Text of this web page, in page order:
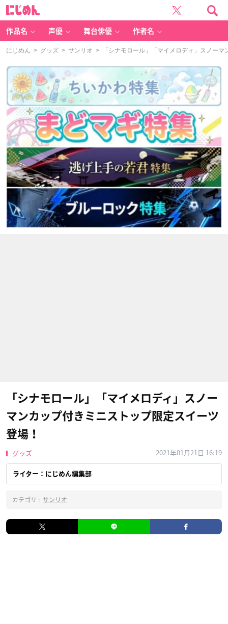
作品名 声優 舞台俳優 作者名
にじめん > グッズ > サンリオ > 「シナモロール」「マイメロディ」スノーマ
「シナモロール」「マイメロディ」スノー
マンカップ付きミニストップ限定スイーツ
登場！
グッズ 2021年01月21日 16:19
ライター：にじめん編集部
カテゴリ : サンリオ